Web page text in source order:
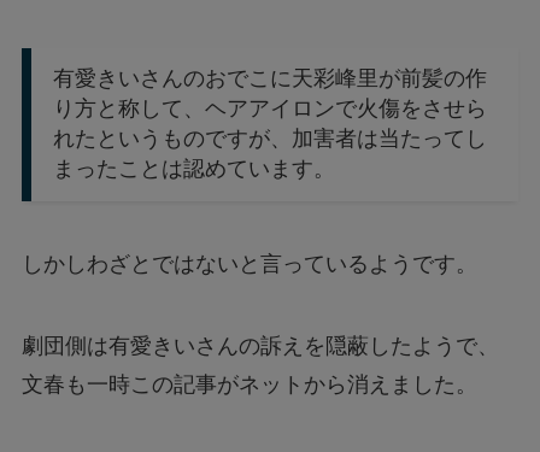
有愛きいさんのおでこに天彩峰里が前髪の作
り方と称して、ヘアアイロンで火傷をさせら
れたというものですが、加害者は当たってし
まったことは認めています。
しかしわざとではないと言っているようです。
劇団側は有愛きいさんの訴えを隠蔽したようで、
文春も一時この記事がネットから消えました。